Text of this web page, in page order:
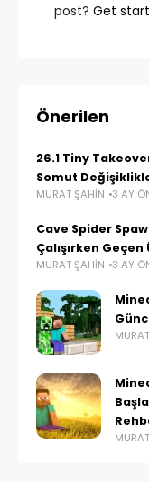
post? Get
Önerilen
26.1 Tiny
Somut
MURAT ŞAHIN 3 AY
Cave Spider
Çalışırken Geçen
MURAT ŞAHIN 3 AY